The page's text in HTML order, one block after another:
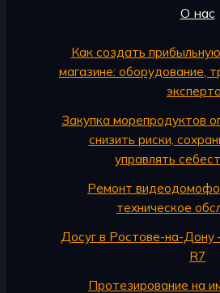
О нас
Как создать
магазине: оборудование,
Закупка морепродуктов
снизить риски,
управлять
Ремонт
техническое
Досуг в Ростове-на-Дону
R7
Протезирование на